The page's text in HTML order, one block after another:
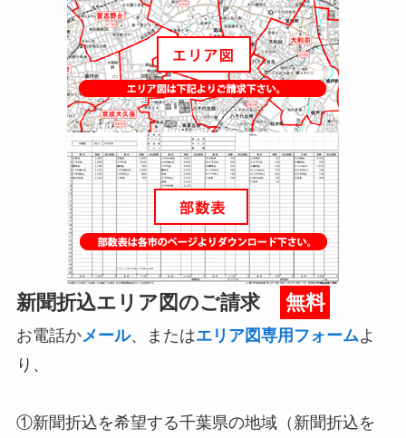
新聞折込エリア図のご請求 無料
お電話かメール、またはエリア図専用フォームよ
り、
①新聞折込を希望する千葉県の地域（新聞折込を